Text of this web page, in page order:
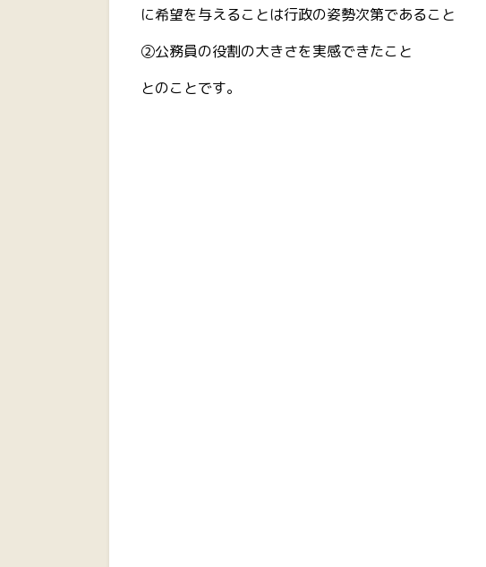
に希望を与えることは行政の姿勢次第であること
②公務員の役割の大きさを実感できたこと
とのことです。